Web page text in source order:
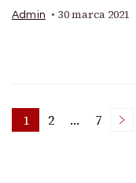
Admin 30 marca 2021
Page
1 Page
2 … Page
7